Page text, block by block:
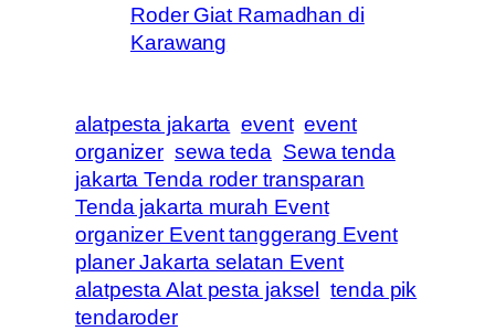
Roder Giat Ramadhan di
Karawang
alatpesta jakarta event event
organizer sewa teda Sewa tenda
jakarta Tenda roder transparan
Tenda jakarta murah Event
organizer Event tanggerang Event
planer Jakarta selatan Event
alatpesta Alat pesta jaksel
tenda pik
tendaroder